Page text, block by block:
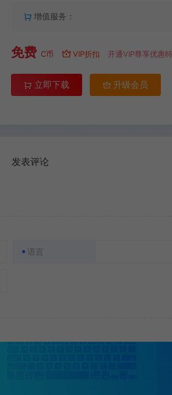
增值服务：
免费 C币 VIP折扣 开通VIP尊享优惠
立即下载 升级会员
发表评论
语言